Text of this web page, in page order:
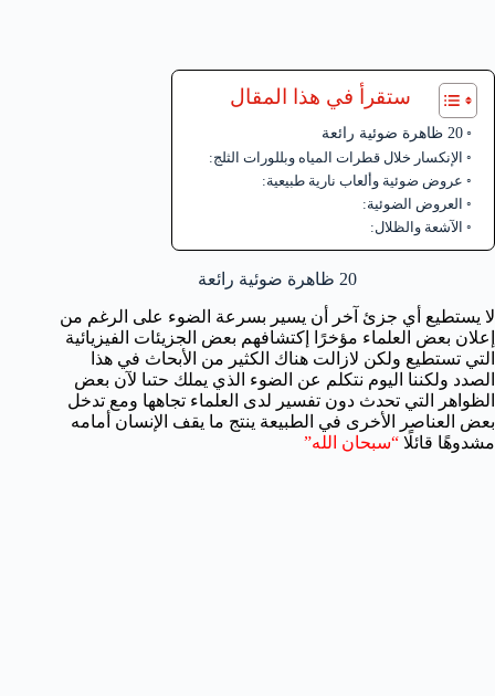
ستقرأ في هذا المقال
20 ظاهرة ضوئية رائعة
الإنكسار خلال قطرات المياه وبللورات الثلج:
عروض ضوئية وألعاب نارية طبيعية:
العروض الضوئية:
الآشعة والظلال:
20 ظاهرة ضوئية رائعة
لا يستطيع أي جزئ آخر أن يسير بسرعة الضوء على الرغم من
إعلان بعض العلماء مؤخرًا إكتشافهم بعض الجزيئات الفيزيائية
التي تستطيع ولكن لازالت هناك الكثير من الأبحاث في هذا
الصدد ولكننا اليوم نتكلم عن الضوء الذي يملك حتىا لآن بعض
الظواهر التي تحدث دون تفسير لدى العلماء تجاهها ومع تدخل
بعض العناصر الأخرى في الطبيعة ينتج ما يقف الإنسان أمامه
مشدوهًا قائلًا “سبحان الله”